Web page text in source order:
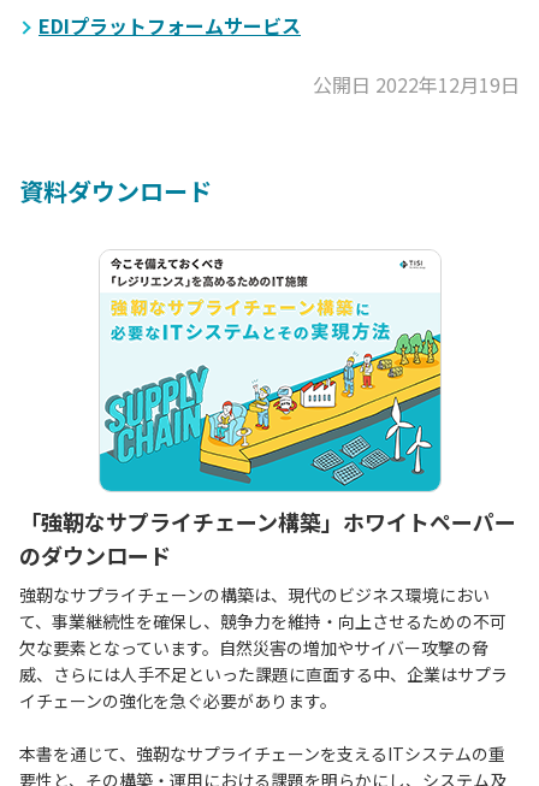
EDIプラットフォームサービス
公開日 2022年12月19日
資料ダウンロード
「強靭なサプライチェーン構築」ホワイトペーパー
のダウンロード
強靭なサプライチェーンの構築は、現代のビジネス環境におい
て、事業継続性を確保し、競争力を維持・向上させるための不可
欠な要素となっています。自然災害の増加やサイバー攻撃の脅
威、さらには人手不足といった課題に直面する中、企業はサプラ
イチェーンの強化を急ぐ必要があります。
本書を通じて、強靭なサプライチェーンを支えるITシステムの重
要性と、その構築・運用における課題を明らかにし、システム及